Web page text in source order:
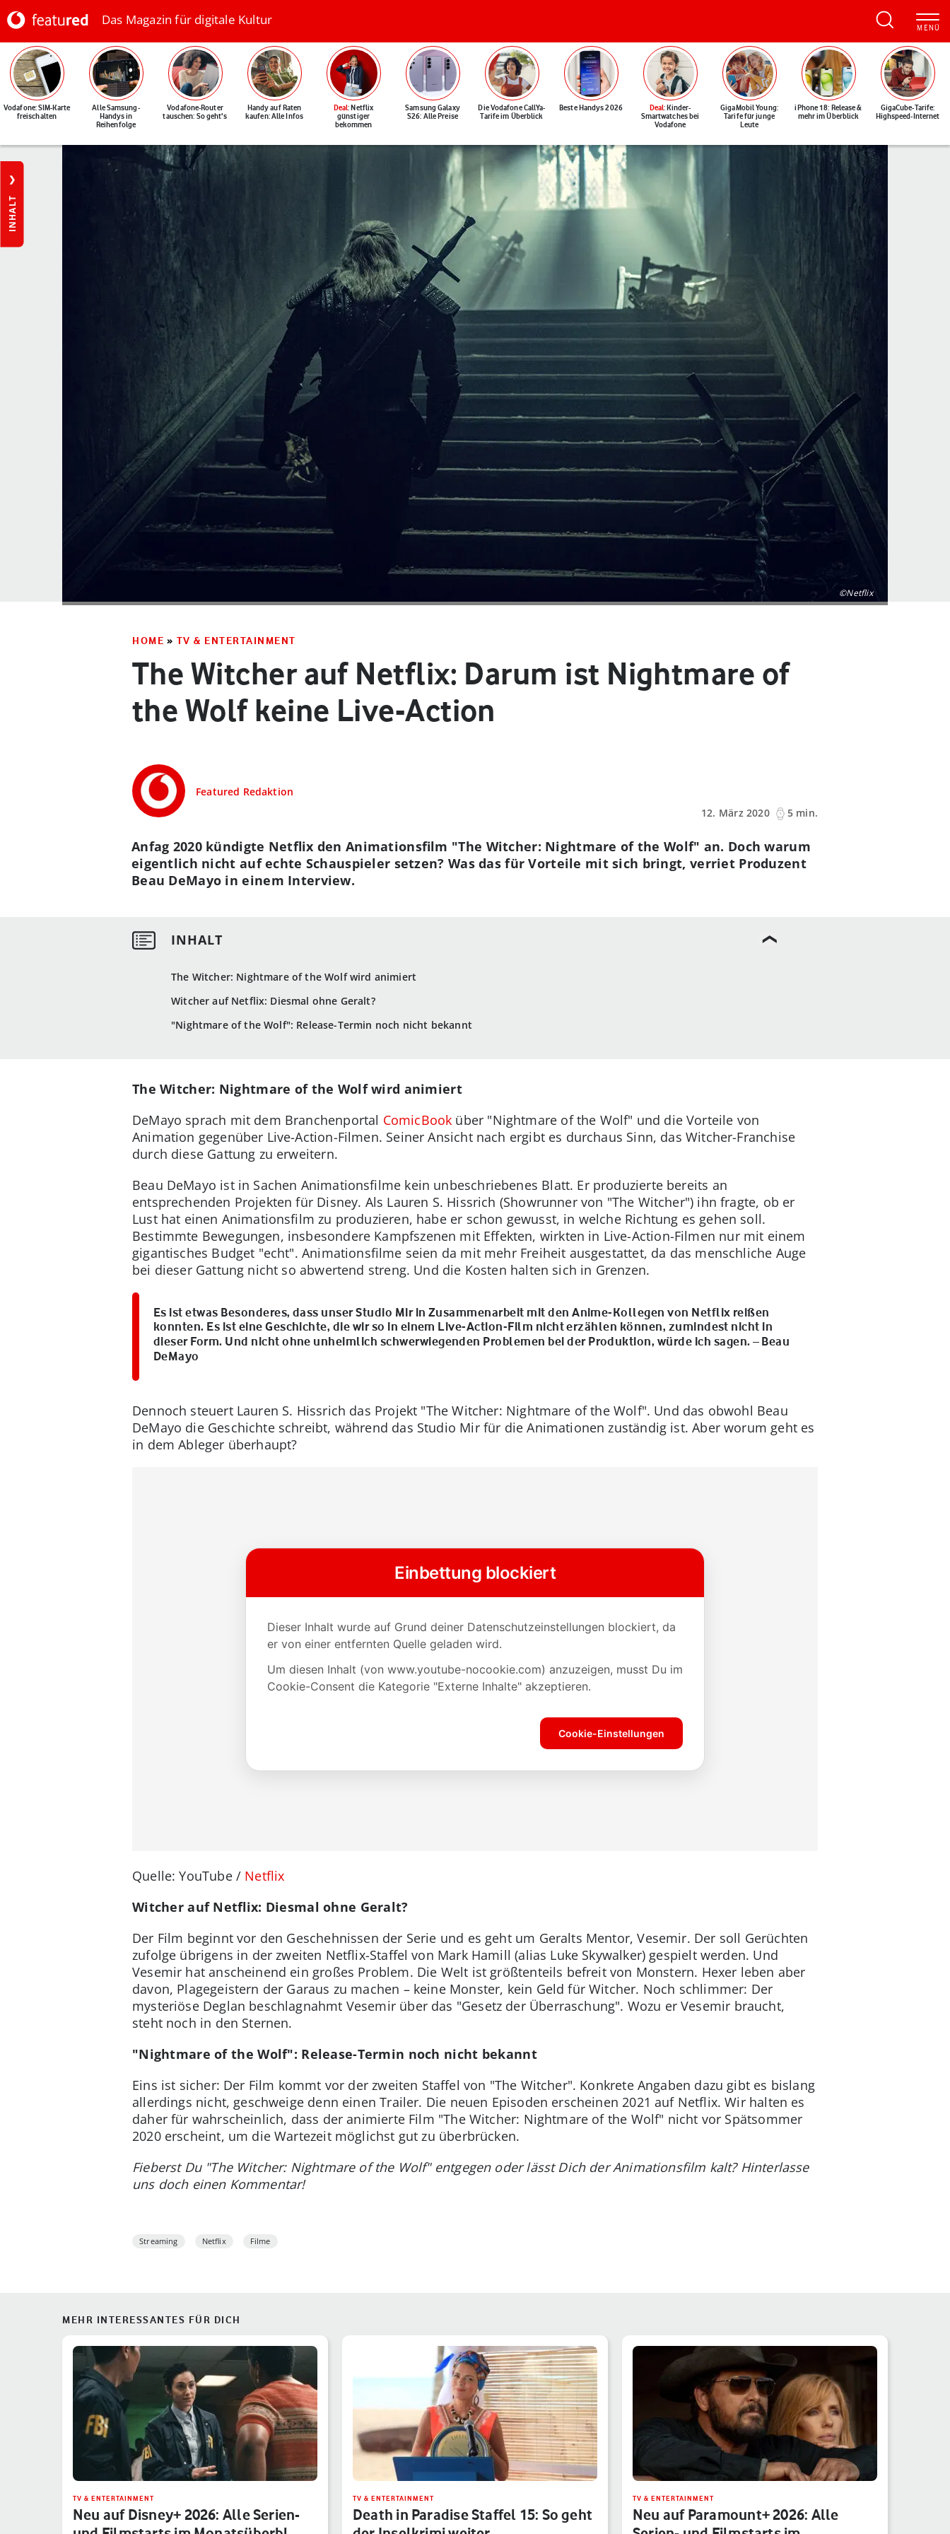
Das Magazin für digitale Kultur
Vodafone: SIM-Karte
freischalten
Alle Samsung-
Handys in
Reihenfolge
Vodafone-Router
tauschen: So geht's
Handy auf Raten
kaufen: Alle Infos
Deal: Netflix
günstiger
bekommen
Samsung Galaxy
S26: Alle Preise
Die Vodafone CallYa-
Tarife im Überblick
Beste Handys 2026 Deal: Kinder-
Smartwatches bei
Vodafone
GigaMobil Young:
Tarife für junge
Leute
iPhone 18: Release &
mehr im Überblick
GigaCube-Tarife:
Highspeed-Internet
INHALT
©Netflix
HOME » TV & ENTERTAINMENT
The Witcher auf Netflix: Darum ist Nightmare of
the Wolf keine Live-Action
Featured Redaktion
12. März 2020
5 min.
The Witcher: Nightmare of the Wolf wird animiert
Witcher auf Netflix: Diesmal ohne Geralt?
"Nightmare of the Wolf": Release-Termin noch nicht bekannt
Anfag 2020 kündigte Netflix den Animationsfilm "The Witcher: Nightmare of the Wolf" an. Doch warum
eigentlich nicht auf echte Schauspieler setzen? Was das für Vorteile mit sich bringt, verriet Produzent
Beau DeMayo in einem Interview.
The Witcher: Nightmare of the Wolf wird animiert
DeMayo sprach mit dem Branchenportal ComicBook über "Nightmare of the Wolf" und die Vorteile von
Animation gegenüber Live-Action-Filmen. Seiner Ansicht nach ergibt es durchaus Sinn, das Witcher-Franchise
durch diese Gattung zu erweitern.
Beau DeMayo ist in Sachen Animationsfilme kein unbeschriebenes Blatt. Er produzierte bereits an
entsprechenden Projekten für Disney. Als Lauren S. Hissrich (Showrunner von "The Witcher") ihn fragte, ob er
Lust hat einen Animationsfilm zu produzieren, habe er schon gewusst, in welche Richtung es gehen soll.
Bestimmte Bewegungen, insbesondere Kampfszenen mit Effekten, wirkten in Live-Action-Filmen nur mit einem
gigantisches Budget "echt". Animationsfilme seien da mit mehr Freiheit ausgestattet, da das menschliche Auge
bei dieser Gattung nicht so abwertend streng. Und die Kosten halten sich in Grenzen.
Es ist etwas Besonderes, dass unser Studio Mir in Zusammenarbeit mit den Anime-Kollegen von Netflix reißen
konnten. Es ist eine Geschichte, die wir so in einem Live-Action-Film nicht erzählen können, zumindest nicht in
dieser Form. Und nicht ohne unheimlich schwerwiegenden Problemen bei der Produktion, würde ich sagen. – Beau
DeMayo
Dennoch steuert Lauren S. Hissrich das Projekt "The Witcher: Nightmare of the Wolf". Und das obwohl Beau
DeMayo die Geschichte schreibt, während das Studio Mir für die Animationen zuständig ist. Aber worum geht es
in dem Ableger überhaupt?
Quelle: YouTube / Netflix
Witcher auf Netflix: Diesmal ohne Geralt?
Der Film beginnt vor den Geschehnissen der Serie und es geht um Geralts Mentor, Vesemir. Der soll Gerüchten
zufolge übrigens in der zweiten Netflix-Staffel von Mark Hamill (alias Luke Skywalker) gespielt werden. Und
Vesemir hat anscheinend ein großes Problem. Die Welt ist größtenteils befreit von Monstern. Hexer leben aber
davon, Plagegeistern der Garaus zu machen – keine Monster, kein Geld für Witcher. Noch schlimmer: Der
mysteriöse Deglan beschlagnahmt Vesemir über das "Gesetz der Überraschung". Wozu er Vesemir braucht,
steht noch in den Sternen.
"Nightmare of the Wolf": Release-Termin noch nicht bekannt
Eins ist sicher: Der Film kommt vor der zweiten Staffel von "The Witcher". Konkrete Angaben dazu gibt es bislang
allerdings nicht, geschweige denn einen Trailer. Die neuen Episoden erscheinen 2021 auf Netflix. Wir halten es
daher für wahrscheinlich, dass der animierte Film "The Witcher: Nightmare of the Wolf" nicht vor Spätsommer
2020 erscheint, um die Wartezeit möglichst gut zu überbrücken.
Fieberst Du "The Witcher: Nightmare of the Wolf" entgegen oder lässt Dich der Animationsfilm kalt? Hinterlasse
uns doch einen Kommentar!
Streaming Netflix Filme
MEHR INTERESSANTES FÜR DICH
TV & ENTERTAINMENT
Neu auf Disney+ 2026: Alle Serien-
TV & ENTERTAINMENT
Death in Paradise Staffel 15: So geht
TV & ENTERTAINMENT
Neu auf Paramount+ 2026: Alle